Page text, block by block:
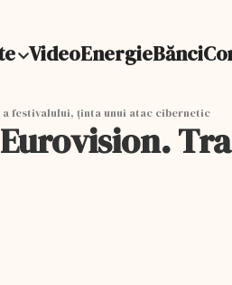
VideoEnergieBănci
festivalului, ținta unui atac cibernetic